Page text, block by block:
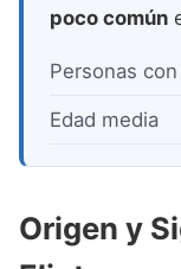
poco común
Personas
Edad media
Origen y